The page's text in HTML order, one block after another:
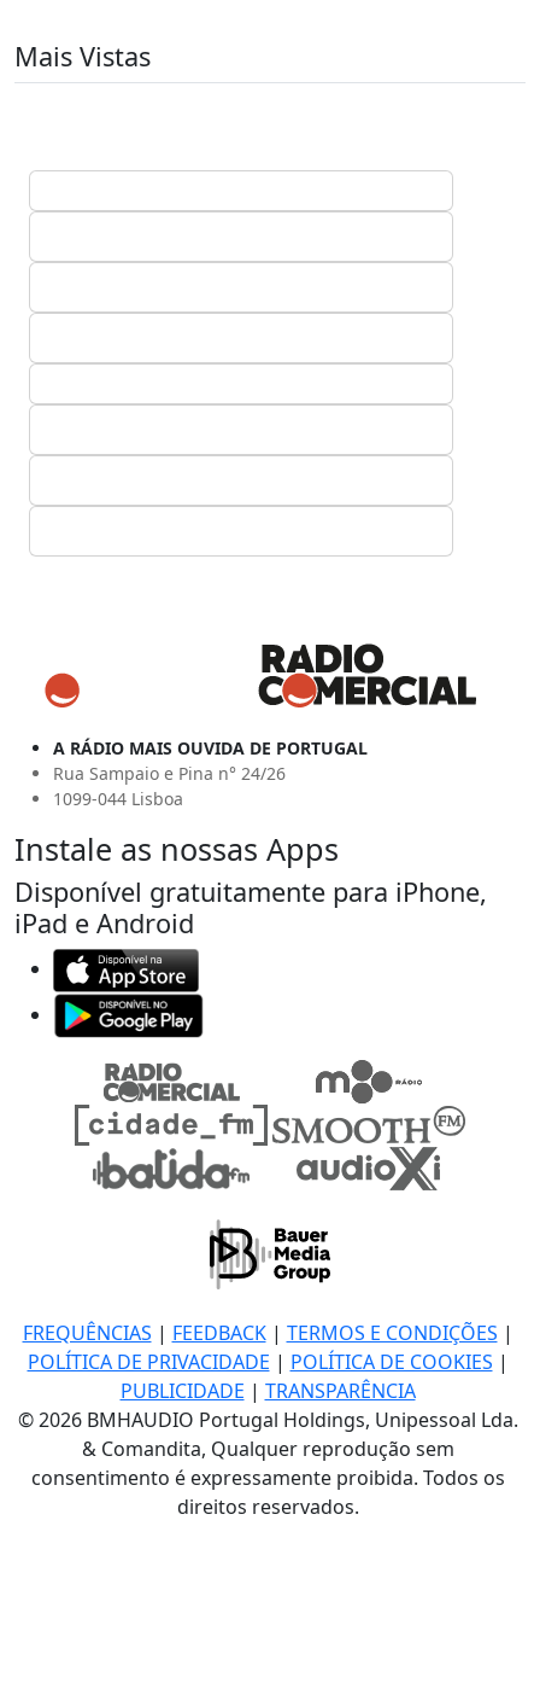
Mais Vistas
A RÁDIO MAIS OUVIDA DE PORTUGAL
Rua Sampaio e Pina n° 24/26
1099-044 Lisboa
Instale as nossas Apps
Disponível gratuitamente para iPhone,
iPad e Android
FREQUÊNCIAS | FEEDBACK| TERMOS E CONDIÇÕES |
POLÍTICA DE PRIVACIDADE | POLÍTICA DE COOKIES |
PUBLICIDADE | TRANSPARÊNCIA
© 2026 BMHAUDIO Portugal Holdings, Unipessoal Lda.
& Comandita, Qualquer reprodução sem
consentimento é expressamente proibida. Todos os
direitos reservados.